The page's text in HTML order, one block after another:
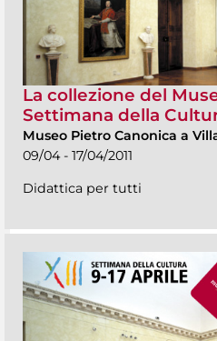
La collezione del
Settimana della
Museo Pietro Canonica a
09/04 - 17/04/2011
Didattica per tutti